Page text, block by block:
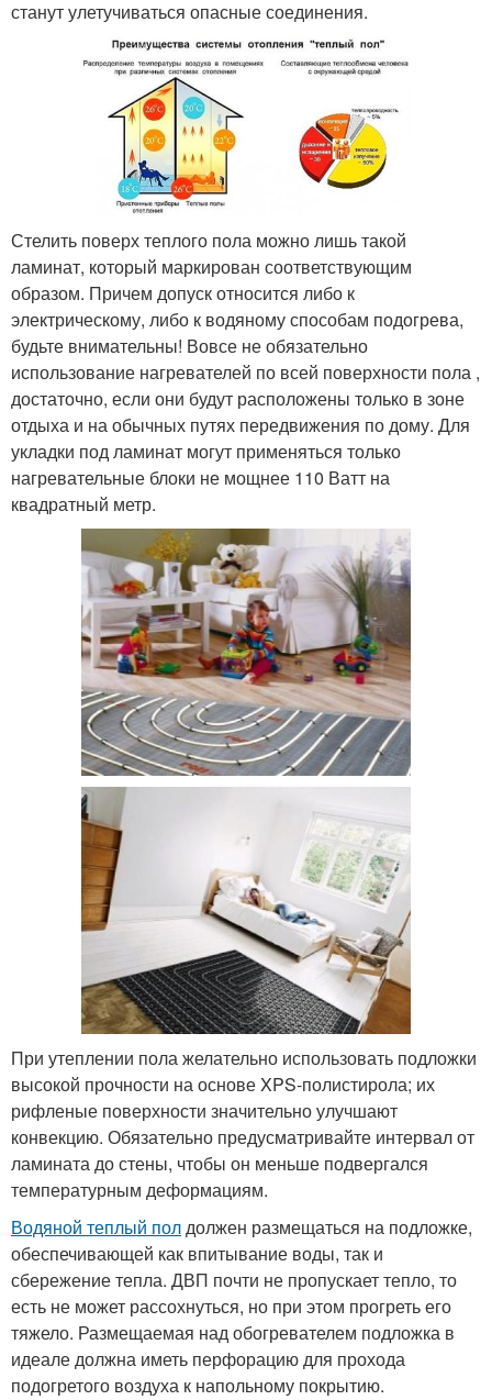
станут улетучиваться опасные соединения.
Стелить поверх теплого пола можно лишь такой
ламинат, который маркирован соответствующим
образом. Причем допуск относится либо к
электрическому, либо к водяному способам подогрева,
будьте внимательны! Вовсе не обязательно
использование нагревателей по всей поверхности пола ,
достаточно, если они будут расположены только в зоне
отдыха и на обычных путях передвижения по дому. Для
укладки под ламинат могут применяться только
нагревательные блоки не мощнее 110 Ватт на
квадратный метр.
При утеплении пола желательно использовать подложки
высокой прочности на основе XPS-полистирола; их
рифленые поверхности значительно улучшают
конвекцию. Обязательно предусматривайте интервал от
ламината до стены, чтобы он меньше подвергался
температурным деформациям.
Водяной теплый полдолжен размещаться на подложке,
обеспечивающей как впитывание воды, так и
сбережение тепла. ДВП почти не пропускает тепло, то
есть не может рассохнуться, но при этом прогреть его
тяжело. Размещаемая над обогревателем подложка в
идеале должна иметь перфорацию для прохода
подогретого воздуха к напольному покрытию.